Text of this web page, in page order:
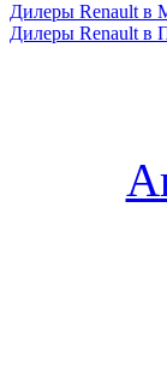
Дилеры Renault в
Дилеры Renault в